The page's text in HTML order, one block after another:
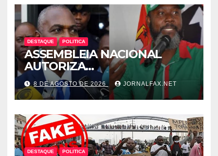
DESTAQUE POLITICA
ASSEMBLEIA NACIONAL
AUTORIZA
INTERROGATÓRIO DE
ADRIANO SAPINALA NO
CASO “CAIXA TÉRMICA” E
CHIVUKUVUKU
8 DE AGOSTO DE 2026 JORNALFAX.NET
DESTAQUE POLITICA